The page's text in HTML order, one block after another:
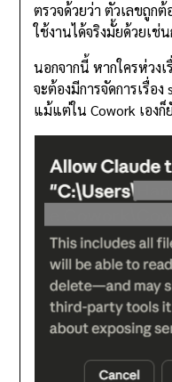
ตรวจด้วยว่า ตัวเลขถูก
ใช้งานได้จริงมั้ยด้วยเช่
นอกจากนี้ หากใครห่วง
จะต้องมีการจัดการเรื่อ
แม้แต่ใน Cowork เอง